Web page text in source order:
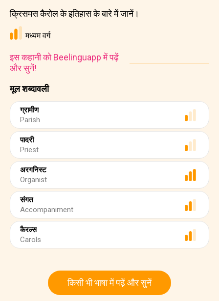
मूल शब्दावली
ग्रामीण
Parish
पादरी
Priest
अरगनिस्ट
Organist
संगत
Accompaniment
कैरल्स
Carols
क्रिसमस कैरोल के इतिहास के बारे में जानें।
मध्यम वर्ग
इस कहानी को Beelinguapp में पढ़ें
और सुनें!
किसी भी भाषा में पढ़ें और सुनें